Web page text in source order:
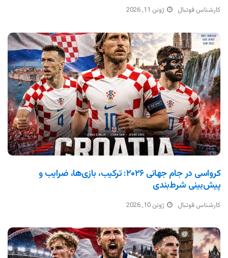
کارشناس فوتبال ژوئن 11, 2026
کرواسی در جام جهانی ۲۰۲۶: ترکیب، بازی‌ها، ضرایب و
پیش‌بینی شرط‌بندی
کارشناس فوتبال ژوئن 10, 2026